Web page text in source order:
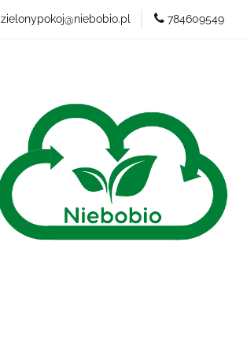
zielonypokoj@niebobio.pl 784609549